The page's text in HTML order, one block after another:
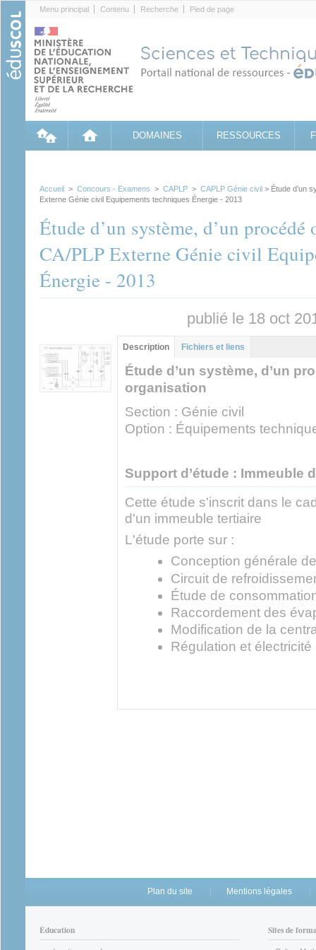
Menu principal Contenu Recherche Pied de page
DOMAINES RESSOURCES
Accueil > Concours - Examens > CAPLP > CAPLP Génie civil > Étude d’un
Externe Génie civil Equipements techniques Énergie - 2013
Étude d’un système, d’un
CA/PLP Externe Génie civil
Énergie - 2013
publié le 18 oct
Groupe principal
Description (onglet
actif)
Fichiers et liens
Étude d’un système, d’un
organisation
Section : Génie civil
Option : Équipements
Support d’étude : Immeuble
Cette étude s'inscrit dans le
d'un immeuble tertiaire
L'étude porte sur :
Conception générale
Circuit de
Étude de
Raccordement des
Modification de la
Régulation et électricité
Plan du site Mentions légales
Éducation Sites de